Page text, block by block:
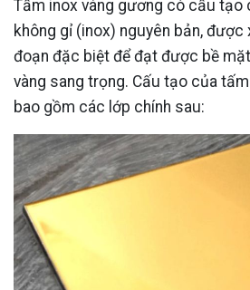
Tấm inox vàng gương có cấu tạo
không gỉ (inox) nguyên bản,
đoạn đặc biệt để đạt được bề
vàng sang trọng. Cấu tạo của
bao gồm các lớp chính sau: